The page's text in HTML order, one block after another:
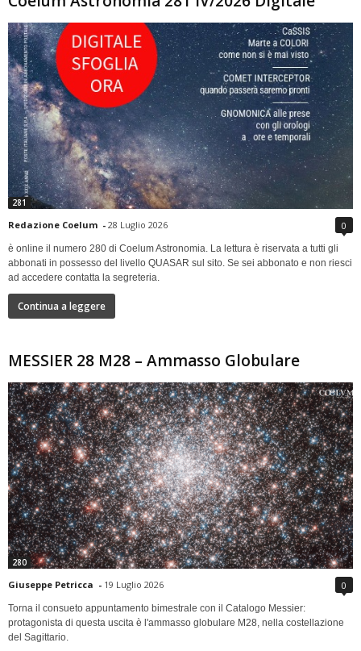
281
Redazione Coelum - 28 Luglio 2026 0
è online il numero 280 di Coelum Astronomia. La lettura è riservata a tutti gli
abbonati in possesso del livello QUASAR sul sito. Se sei abbonato e non riesci
ad accedere contatta la segreteria.
Continua a leggere
MESSIER 28 M28 – Ammasso Globulare
280
Giuseppe Petricca - 19 Luglio 2026 0
Torna il consueto appuntamento bimestrale con il Catalogo Messier:
protagonista di questa uscita è l'ammasso globulare M28, nella costellazione
del Sagittario.